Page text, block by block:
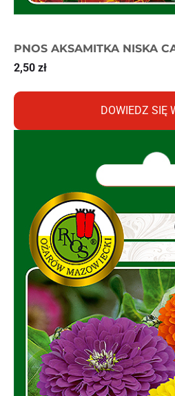
PNOS AKSAMITKA NISKA
2,50 zł
DOWIEDZ SIĘ